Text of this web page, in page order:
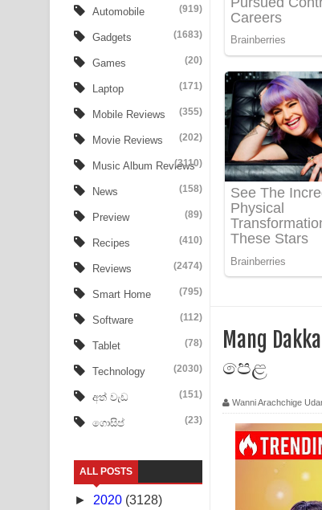
Adare Wadi Nisa Song Lyrics - ආදරේ
UNUHUMA Song Lyrics - උණුහුම ගීතයේ
Katakara Song Lyrics - කටකාර ගීතයේ පද
Tharu Yaye Dilena Song Lyrics - තරු
Ow Man Sosa Song Lyrics - ඔව් මං
Heavy Weight Song Lyrics
Aye Lanweela Song Lyrics - ආයේ ලංවීලා
Ala purannata Song Lyrics - ආල පුරන්නට
FEVER DREAM Lyrics - Alex Warren
BTS : Hooligan Lyrics
PATHINIYE Song Lyrics - පතිනියනේ ගීතයේ
Sorry Sir Song Lyrics - සොරි සර් ගීතයේ
Mathaka Aluthin Liyanna Song Lyrics
Sandak Awith Song Lyrics - සඳක් ඇවිත්
Automobile (919)
Gadgets (1683)
Games (20)
Laptop (171)
Mobile Reviews (355)
Movie Reviews (202)
Music Album Reviews
(3110)
News (158)
Preview (89)
Recipes (410)
Reviews (2474)
Smart Home (795)
Software (112)
Tablet (78)
Technology (2030)
අත් වැඩ (151)
ගොසිප් (23)
ALL POSTS
► 2020 (3128)
Mang
පෙළ
Wanni Arachchige